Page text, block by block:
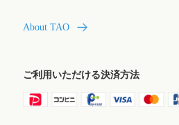
About TAO
ご利用いただける決済方法